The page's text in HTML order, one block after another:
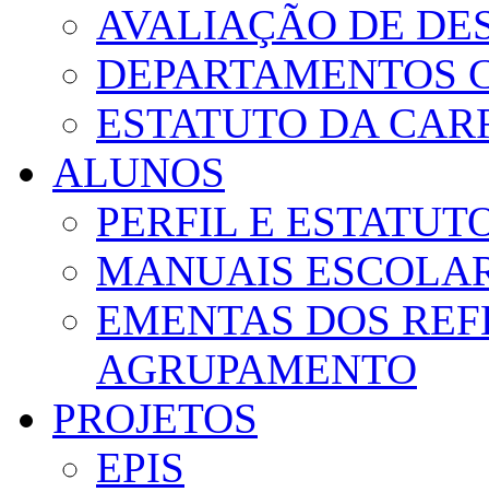
AVALIAÇÃO DE
DEPARTAMENTOS
ESTATUTO DA
ALUNOS
PERFIL E
MANUAIS
EMENTAS DOS
AGRUPAMENTO
PROJETOS
EPIS